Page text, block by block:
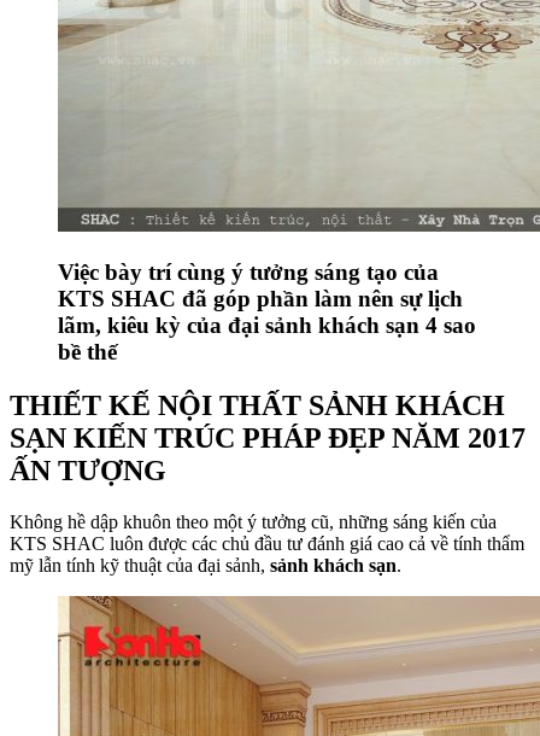
Việc bày trí cùng ý tưởng sáng tạo của
KTS SHAC đã góp phần làm nên sự lịch
lãm, kiêu kỳ của đại sảnh khách sạn 4 sao
bề thế
THIẾT KẾ NỘI THẤT SẢNH KHÁCH
SẠN KIẾN TRÚC PHÁP ĐẸP NĂM 2017
ẤN TƯỢNG
Không hề dập khuôn theo một ý tưởng cũ, những sáng kiến của
KTS SHAC luôn được các chủ đầu tư đánh giá cao cả về tính thẩm
mỹ lẫn tính kỹ thuật của đại sảnh, sảnh khách sạn.